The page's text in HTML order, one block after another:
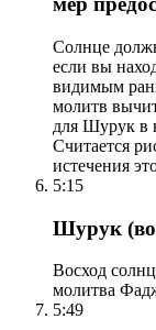
Солнце
если вы
видимым
молитв
для Шурук в
Считается
истечения
5:15
Шурук
Восход
молитва
5:49